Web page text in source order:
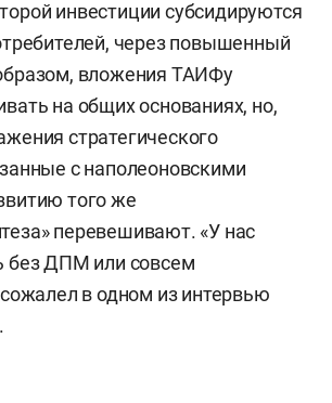
инвестиции субсидируются
через повышенный
вложения ТАИФу
на общих основаниях, но,
стратегического
с наполеоновскими
того же
перевешивают. «У нас
без ДПМ или совсем
в одном из интервью